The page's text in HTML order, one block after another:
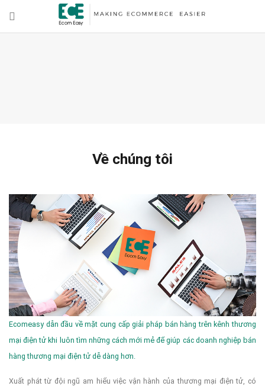
Về chúng tôi
Ecomeasy dẫn đầu về mặt cung cấp giải pháp bán hàng trên kênh thương
mại điện tử khi luôn tìm những cách mới mẻ để giúp các doanh nghiệp bán
hàng thương mại điện tử dễ dàng hơn.
Xuất phát từ đội ngũ am hiểu việc vận hành của thương mại điện tử, có